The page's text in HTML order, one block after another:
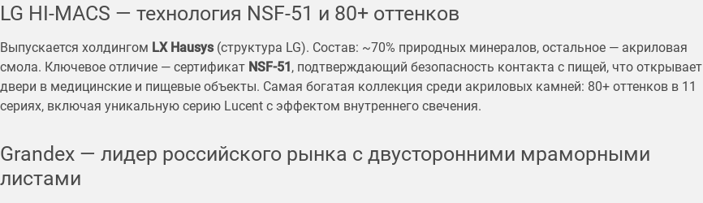
LG HI-MACS — технология NSF-51 и 80+ оттенков
Выпускается холдингом LX Hausys(структура LG). Состав: ~70% природных минералов, остальное — акриловая
смола. Ключевое отличие — сертификат NSF-51, подтверждающий безопасность контакта с пищей, что открывает
двери в медицинские и пищевые объекты. Самая богатая коллекция среди акриловых камней: 80+ оттенков в 11
сериях, включая уникальную серию Lucent с эффектом внутреннего свечения.
Grandex — лидер российского рынка с двусторонними мраморными
листами